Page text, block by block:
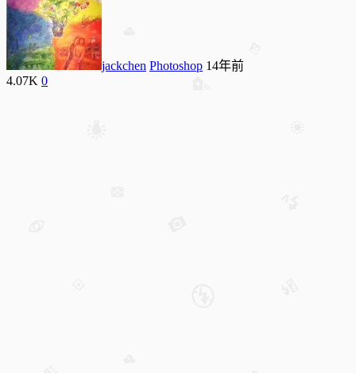
jackchen Photoshop 14年前
4.07K 0